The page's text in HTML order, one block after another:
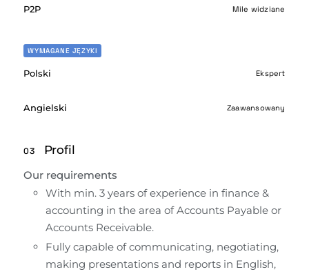
P2P Mile widziane
WYMAGANE JĘZYKI
Polski Ekspert
Angielski Zaawansowany
03 Profil
Our requirements
With min. 3 years of experience in finance &
accounting in the area of Accounts Payable or
Accounts Receivable.
Fully capable of communicating, negotiating,
making presentations and reports in English,